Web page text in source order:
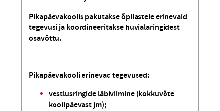
Pikapäevakoolis pakutakse õpilastele erinevaid
tegevusi ja koordineeritakse huvialaringidest
osavõttu.
Pikapäevakooli erinevad tegevused:
vestlusringide läbiviimine (kokkuvõte
koolipäevast jm);